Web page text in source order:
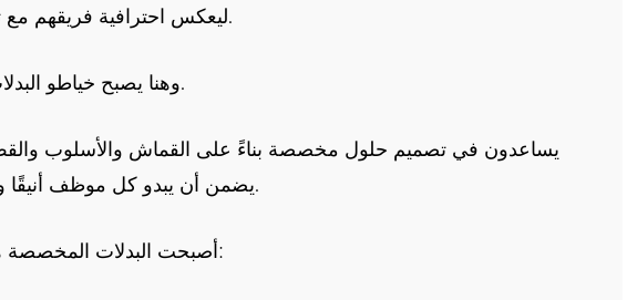
ليعكس احترافية فريقهم مع توفير الراحة والملاءمة الفردية.
وهنا يصبح خياطو البدلات المحترفون شركاء أساسيين.
يساعدون في تصميم حلول مخصصة بناءً على القماش والأسلوب والقص
يضمن أن يبدو كل موظف أنيقًا ويشعر بالراحة طوال يوم عمله.
أصبحت البدلات المخصصة هي القاعدة في الصناعات مثل: